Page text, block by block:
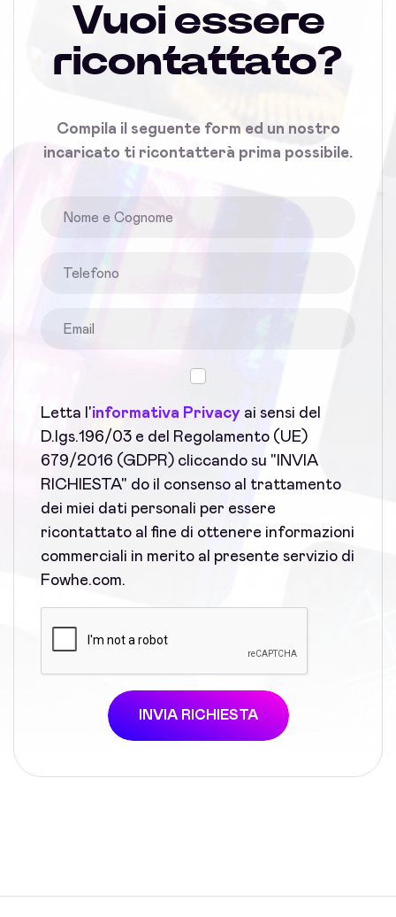
Vuoi essere
ricontattato?
Compila il seguente form ed un nostro
incaricato ti ricontatterà prima possibile.
Letta l'informativa Privacy ai sensi del
D.lgs.196/03 e del Regolamento (UE)
679/2016 (GDPR) cliccando su "INVIA
RICHIESTA" do il consenso al trattamento
dei miei dati personali per essere
ricontattato al fine di ottenere informazioni
commerciali in merito al presente servizio di
Fowhe.com.
INVIA RICHIESTA